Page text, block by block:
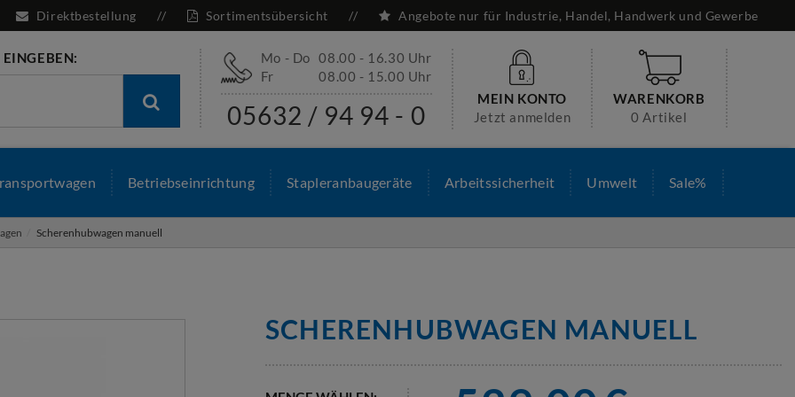
Direktbestellung Sortimentsübersicht Angebote nur für Industrie, Handel, Handwerk und Gewerbe
Mo - Do 08.00 - 16.30 Uhr
Fr
08.00 - 15.00 Uhr
05632 / 94 94 - 0
MEIN KONTO
Jetzt anmelden
WARENKORB
0 Artikel
Betriebseinrichtung Stapleranbaugeräte Arbeitssicherheit Umwelt Sale%
Scherenhubwagen manuell
SCHERENHUBWAGEN MANUELL